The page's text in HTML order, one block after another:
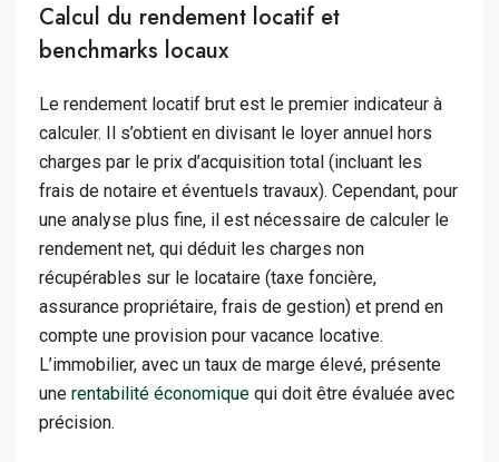
Calcul du rendement locatif et
benchmarks locaux
Le rendement locatif brut est le premier indicateur à
calculer. Il s’obtient en divisant le loyer annuel hors
charges par le prix d’acquisition total (incluant les
frais de notaire et éventuels travaux). Cependant, pour
une analyse plus fine, il est nécessaire de calculer le
rendement net, qui déduit les charges non
récupérables sur le locataire (taxe foncière,
assurance propriétaire, frais de gestion) et prend en
compte une provision pour vacance locative.
L’immobilier, avec un taux de marge élevé, présente
une rentabilité économique qui doit être évaluée avec
précision.